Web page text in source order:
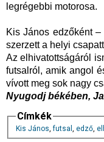
legrégebbi motorosa.
Kis János edzőként
szerzett a helyi
Az elhivatottságáról
futsalról, amik angol
vívott meg sok nagy
Nyugodj békében,
Címkék
Kis János,futsal , edző,